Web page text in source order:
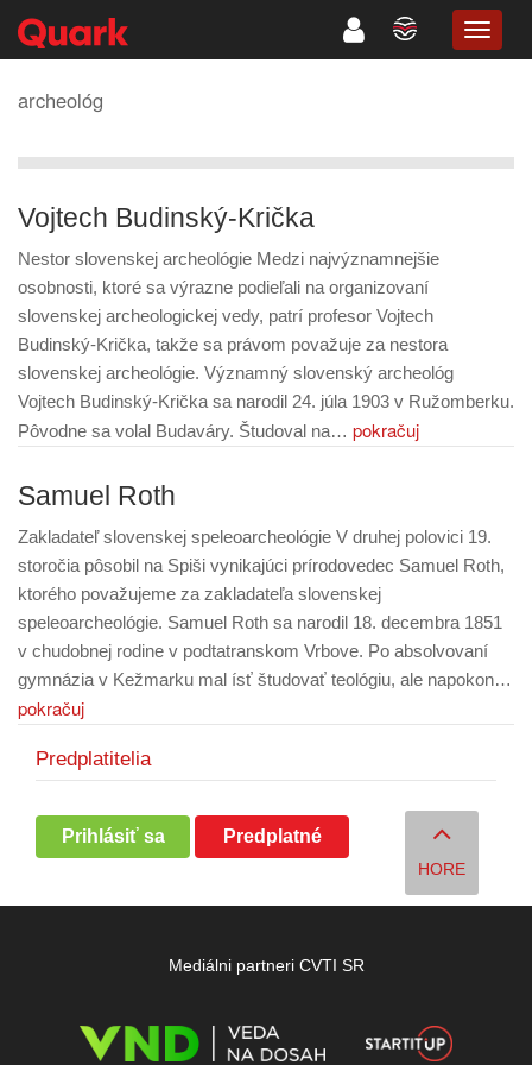
archeológ
Vojtech Budinský-Krička
Nestor slovenskej archeológie Medzi najvýznamnejšie
osobnosti, ktoré sa výrazne podieľali na organizovaní
slovenskej archeologickej vedy, patrí profesor Vojtech
Budinský-Krička, takže sa právom považuje za nestora
slovenskej archeológie. Významný slovenský archeológ
Vojtech Budinský-Krička sa narodil 24. júla 1903 v Ružomberku.
Pôvodne sa volal Budaváry. Študoval na… pokračuj
Samuel Roth
Zakladateľ slovenskej speleoarcheológie V druhej polovici 19.
storočia pôsobil na Spiši vynikajúci prírodovedec Samuel Roth,
ktorého považujeme za zakladateľa slovenskej
speleoarcheológie. Samuel Roth sa narodil 18. decembra 1851
v chudobnej rodine v podtatranskom Vrbove. Po absolvovaní
gymnázia v Kežmarku mal ísť študovať teológiu, ale napokon…
pokračuj
Predplatitelia
Prihlásiť sa Predplatné
HORE
Mediálni partneri CVTI SR